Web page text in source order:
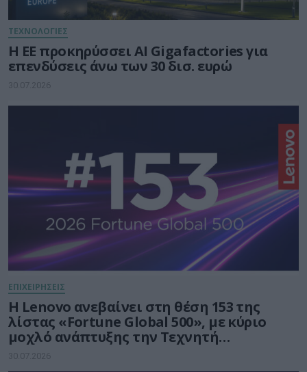
ΤΕΧΝΟΛΟΓΙΕΣ
Η ΕΕ προκηρύσσει AI Gigafactories για
επενδύσεις άνω των 30 δισ. ευρώ
30.07.2026
ΕΠΙΧΕΙΡΗΣΕΙΣ
Η Lenovo ανεβαίνει στη θέση 153 της
λίστας «Fortune Global 500», με κύριο
μοχλό ανάπτυξης την Τεχνητή
Νοημοσύνη
30.07.2026